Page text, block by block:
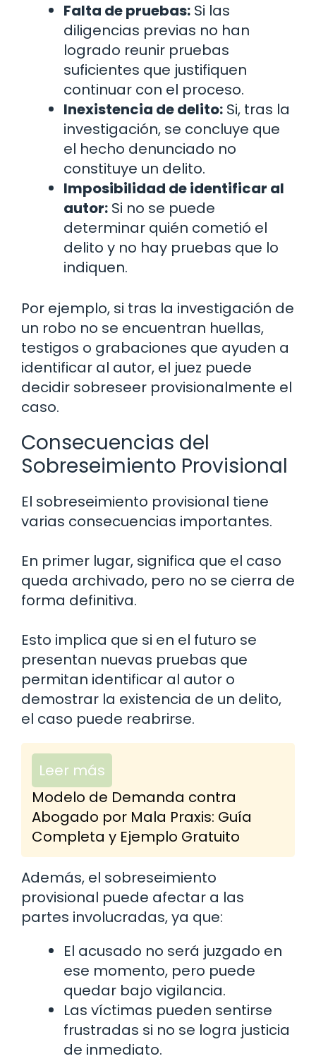
Falta de pruebas: Si las
diligencias previas no han
logrado reunir pruebas
suficientes que justifiquen
continuar con el proceso.
Inexistencia de delito: Si, tras la
investigación, se concluye que
el hecho denunciado no
constituye un delito.
Imposibilidad de identificar al
autor: Si no se puede
determinar quién cometió el
delito y no hay pruebas que lo
indiquen.
Por ejemplo, si tras la investigación de
un robo no se encuentran huellas,
testigos o grabaciones que ayuden a
identificar al autor, el juez puede
decidir sobreseer provisionalmente el
caso.
Consecuencias del
Sobreseimiento Provisional
El sobreseimiento provisional tiene
varias consecuencias importantes.
En primer lugar, significa que el caso
queda archivado, pero no se cierra de
forma definitiva.
Esto implica que si en el futuro se
presentan nuevas pruebas que
permitan identificar al autor o
demostrar la existencia de un delito,
el caso puede reabrirse.
Leer más
Modelo de Demanda contra
Abogado por Mala Praxis: Guía
Completa y Ejemplo Gratuito
Además, el sobreseimiento
provisional puede afectar a las
partes involucradas, ya que:
El acusado no será juzgado en
ese momento, pero puede
quedar bajo vigilancia.
Las víctimas pueden sentirse
frustradas si no se logra justicia
de inmediato.